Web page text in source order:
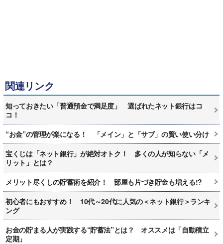
関連リンク
知っておきたい「普通預金で満足度」 選ばれたネット銀行はコ
コ！
“お金”の管理が楽になる！ 「メイン」と「サブ」の賢い使い分け
宝くじは「ネット銀行」が絶対オトク！ 多くの人が知らない「メ
リット」とは？
メリット尽くしの貯蓄術を紹介！ 部屋も片づき貯金も増える!?
初心者にもおすすめ！ 10代～20代に人気の＜ネット銀行＞ランキ
ング
お金の貯まる人が実践する“貯蓄法”とは？ オススメは「自動積立
定期」